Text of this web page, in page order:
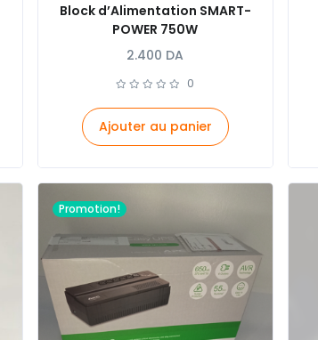
Block d’Alimentation SMART-
POWER 750W
2.400 DA
0
Ajouter au panier
Promotion!